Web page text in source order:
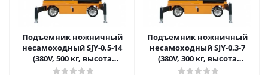
Подъемник ножничный
несамоходный SJY-0.5-14
(380V, 500 кг, высота
подъема 14 м) SMART в
Подъемник ножничный
несамоходный SJY-0.3-7
(380V, 300 кг, высота
подъема 7 м) SMART в